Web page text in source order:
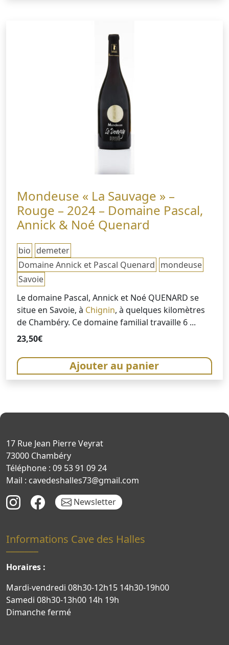
Mondeuse « La Sauvage » –
Rouge – 2024 – Domaine Pascal,
Annick & Noé Quenard
bio demeter
Domaine Annick et Pascal Quenard mondeuse
Savoie
Le domaine Pascal, Annick et Noé QUENARD se
situe en Savoie, à Chignin, à quelques kilomètres
de Chambéry. Ce domaine familial travaille 6 ...
23,50€
Ajouter au panier
17 Rue Jean Pierre Veyrat
73000 Chambéry
Téléphone : 09 53 91 09 24
Mail : cavedeshalles73@gmail.com
Newsletter
Informations Cave des Halles
Horaires :
Mardi-vendredi 08h30-12h15 14h30-19h00
Samedi 08h30-13h00 14h 19h
Dimanche fermé